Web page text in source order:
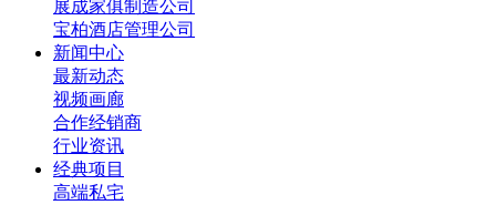
展成家俱制造公司
宝柏酒店管理公司
新闻中心
最新动态
视频画廊
合作经销商
行业资讯
经典项目
高端私宅